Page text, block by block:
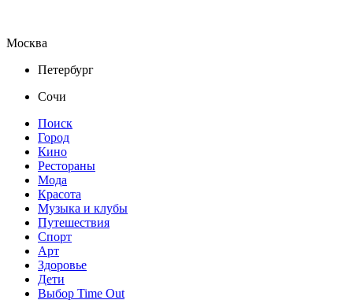
Москва
Петербург
Сочи
Поиск
Город
Кино
Рестораны
Мода
Красота
Музыка и клубы
Путешествия
Спорт
Арт
Здоровье
Дети
Выбор Time Out